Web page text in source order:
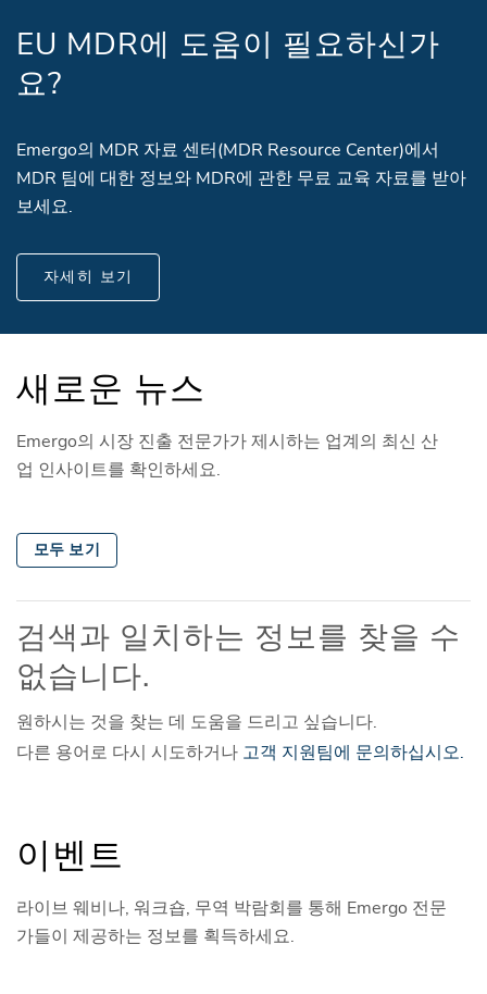
EU MDR에 도움이 필요하신가
요?
Emergo의 MDR 자료 센터(MDR Resource Center)에서
MDR 팀에 대한 정보와 MDR에 관한 무료 교육 자료를 받아
보세요.
자세히 보기
새로운 뉴스
Emergo의 시장 진출 전문가가 제시하는 업계의 최신 산
업 인사이트를 확인하세요.
모두 보기
검색과 일치하는 정보를 찾을 수
없습니다.
원하시는 것을 찾는 데 도움을 드리고 싶습니다.
다른 용어로 다시 시도하거나 고객 지원팀에 문의하십시오.
이벤트
라이브 웨비나, 워크숍, 무역 박람회를 통해 Emergo 전문
가들이 제공하는 정보를 획득하세요.